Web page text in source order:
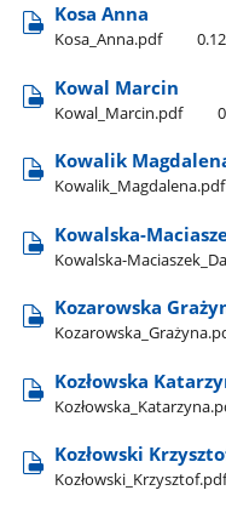
Kosa Anna
Kosa​_Anna.pdf
Kowal Marcin
Kowal​_Marcin.pdf
Kowalik
Kowalik​_Magdalena.pdf
Kowalska-
Kowalska-
Kozarowska
Kozłowska
Kozłowski